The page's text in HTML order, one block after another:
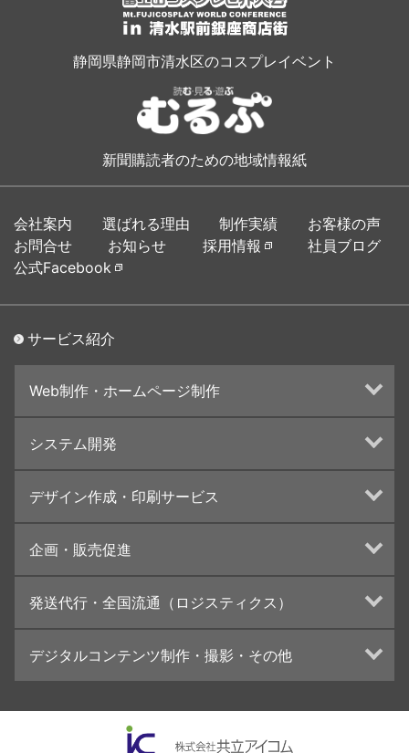
静岡県静岡市清水区のコスプレイベント
新聞購読者のための地域情報紙
会社案内 選ばれる理由 制作実績
お客様の声
お問合せ
お知らせ 採用情報
社員ブログ
公式Facebook
サービス紹介
Web制作・ホームページ制作
ランディングページ制作
インターネット広告代行
UI・UXデザイン設計
システム開発
デザイン作成・印刷サービス
カタログデザインの制作・印刷
学校・会社案内パンフレット制作・印刷
高精細印刷（スブリマ印刷）
社内報
名刺
一般印刷 （オンデマンド・オフセット）
ユニバーサル・コミュニケーション・デザイン
企画・販売促進
ブランディング戦略
コンテンツ制作
採用プロモーション
発送代行・全国流通（ロジスティクス）
デジタルコンテンツ制作・撮影・その他
イラスト・キャラクター制作
ロゴデザイン・CI設計